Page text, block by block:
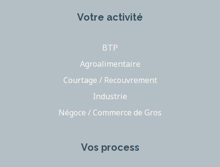
Votre activité
BTP
Agroalimentaire
Courtage / Recouvrement
Industrie
Négoce / Commerce de Gros
Vos process